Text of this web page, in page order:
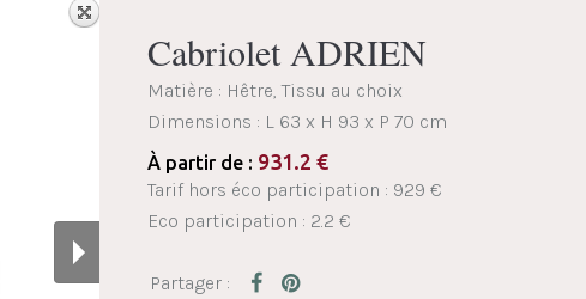
Cabriolet ADRIEN
Matière : Hêtre, Tissu au choix
Dimensions : L 63 x H 93 x P 70 cm
À partir de : 931.2 €
Tarif hors éco participation : 929 €
Eco participation : 2.2 €